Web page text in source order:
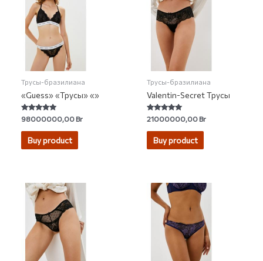
Трусы-бразилиана
«Guess» «Трусы» «»
Rated
4.88
out of 5
98000000,00Br
Buy product
Трусы-бразилиана
Valentin-Secret Трусы
Rated
5.00
out of 5
21000000,00Br
Buy product